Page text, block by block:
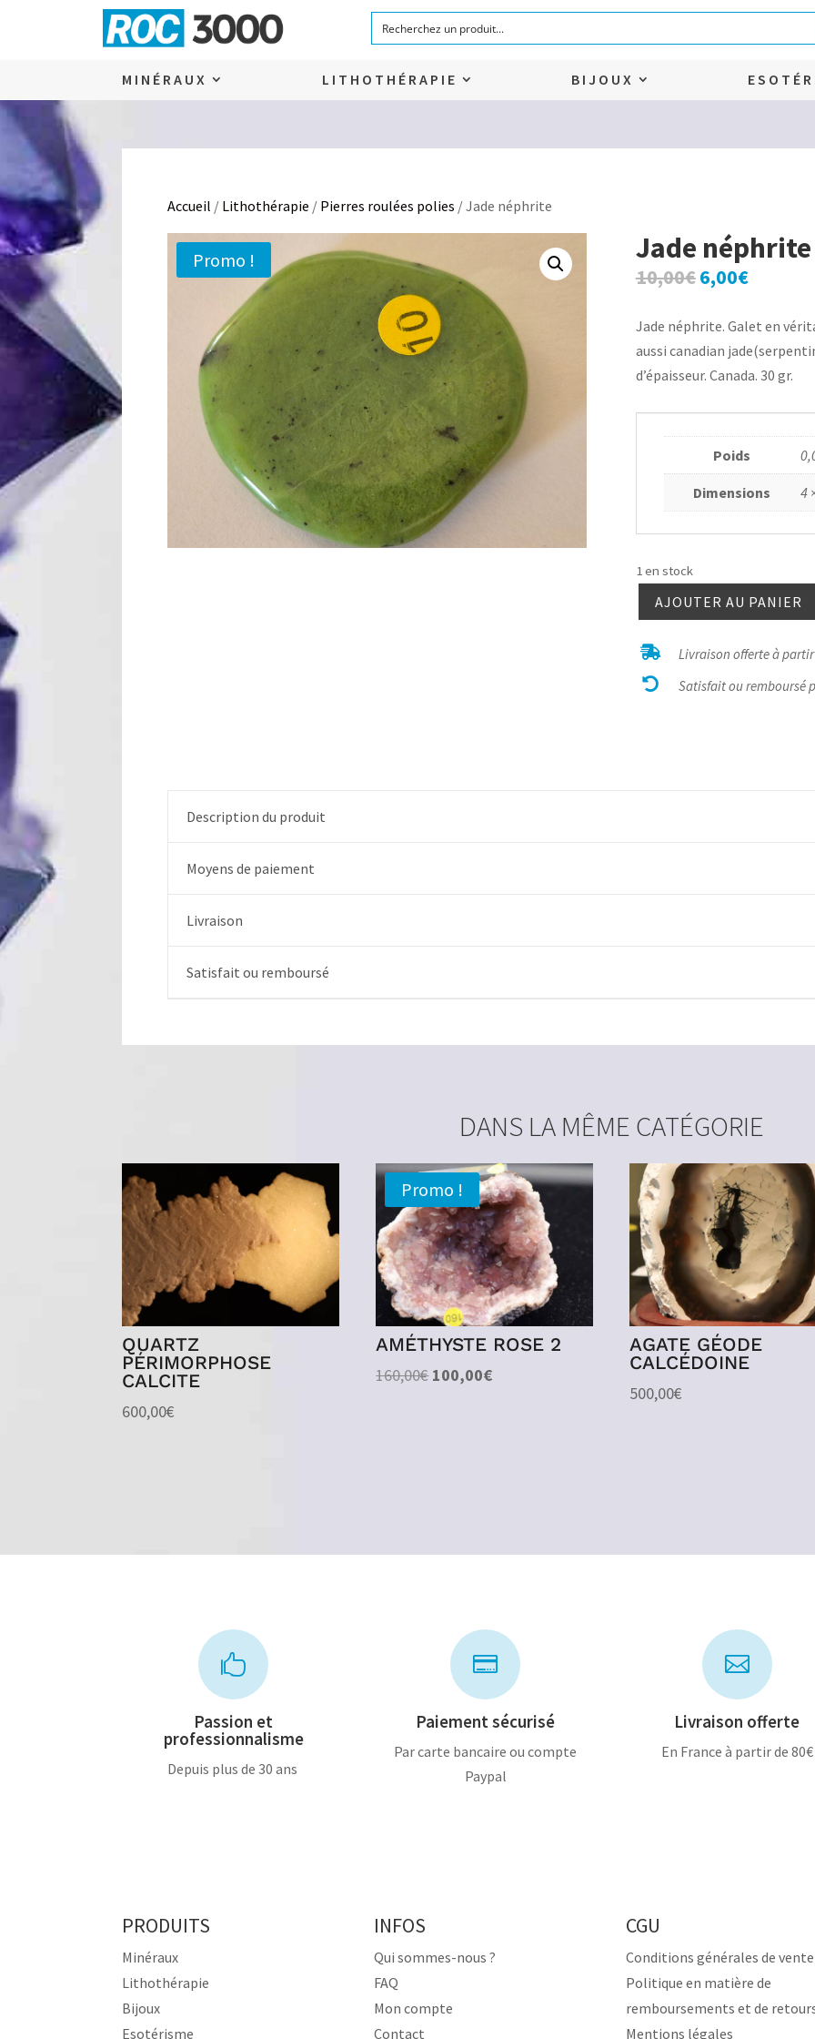
MINÉRAUX LITHOTHÉRAPIE BIJOUX
Accueil / Lithothérapie / Pierres roulées polies / Jade néphrite
Promo ! Jade néphrite
10,00€Le
initial
était :
10,00€.
6,00€Le
actuel
est :
6,00€.
Jade néphrite. Galet en
aussi canadian
d’épaisseur. Canada. 30 gr.
Poids
Dimensions 4
1 en stock
quantité
Jade
néphrite
AJOUTER AU PANIER
 Livraison offerte à partir
 Satisfait ou remboursé
Description du produit
Moyens de paiement
Livraison
Satisfait ou remboursé
DANS LA MÊME CATÉGORIE
QUARTZ
PÉRIMORPHOSE
CALCITE
600,00€
Promo !
AMÉTHYSTE ROSE 2
160,00€ Le
100,00€Le
AGATE GÉODE
CALCÉDOINE
500,00€

Passion et
professionnalisme
Depuis plus de 30 ans

Paiement sécurisé
Par carte bancaire ou compte
Paypal

Livraison offerte
En France à partir de 80€
PRODUITS
Minéraux
Lithothérapie
Bijoux
Esotérisme
INFOS
Qui sommes-nous ?
FAQ
Mon compte
Contact
CGU
Conditions générales de vente
Politique en matière de
remboursements et de
Mentions légales